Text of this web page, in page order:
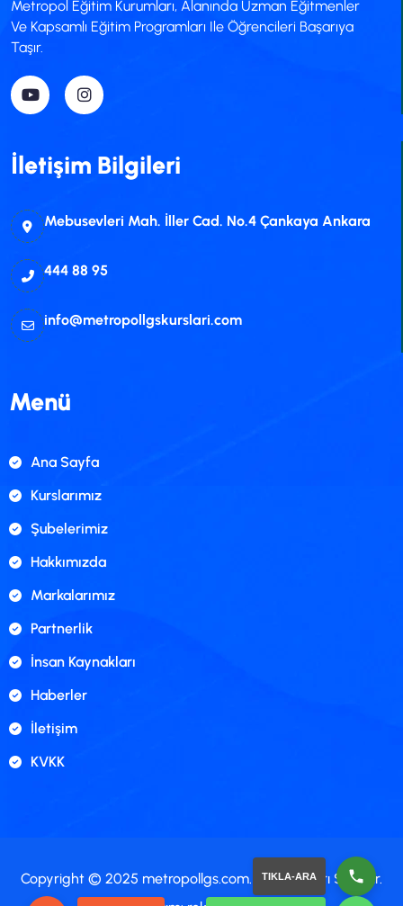
Metropol Eğitim Kurumları, Alanında Uzman Eğitmenler
Ve Kapsamlı Eğitim Programları Ile Öğrencileri Başarıya
Taşır.
İletişim Bilgileri
Mebusevleri Mah. İller Cad. No.4 Çankaya Ankara
444 88 95
info@metropollgskurslari.com
Menü
Ana Sayfa
Kurslarımız
Şubelerimiz
Hakkımızda
Markalarımız
Partnerlik
İnsan Kaynakları
Haberler
İletişim
KVKK
Copyright © 2025 metropollgs.com. Tüm Hakları Saklıdır.
TIKLA-ARA